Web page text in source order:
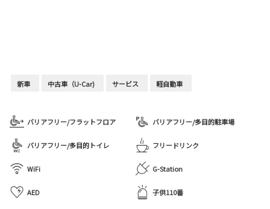
新車 中古車（U-Car) サービス 軽自動車
バリアフリー/フラットフロア バリアフリー/多目的駐車場
バリアフリー/多目的トイレ フリードリンク
WiFi G-Station
AED 子供110番